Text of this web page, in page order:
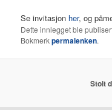
Se invitasjon her, og
Dette innlegget ble
Bokmerkpermalenken.
Stolt